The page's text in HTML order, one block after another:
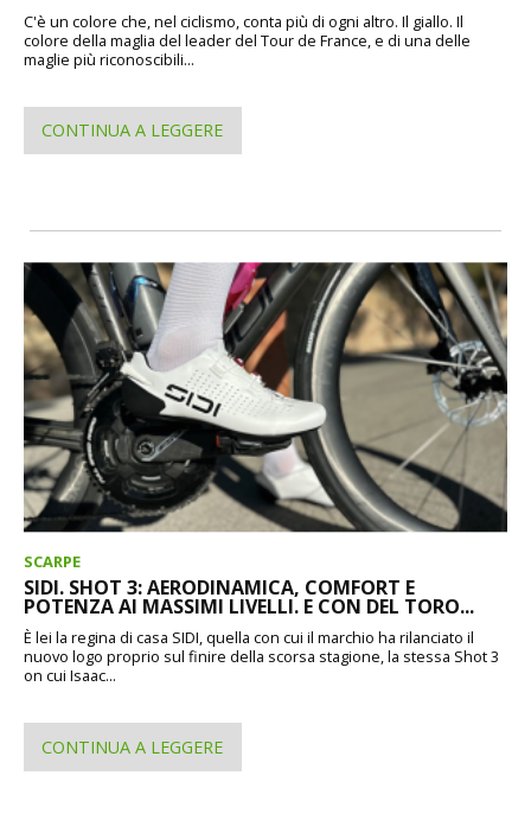
C'è un colore che, nel ciclismo, conta più di ogni altro. Il giallo. Il
colore della maglia del leader del Tour de France, e di una delle
maglie più riconoscibili...
CONTINUA A LEGGERE
SCARPE
SIDI. SHOT 3: AERODINAMICA, COMFORT E
POTENZA AI MASSIMI LIVELLI. E CON DEL TORO...
È lei la regina di casa SIDI, quella con cui il marchio ha rilanciato il
nuovo logo proprio sul finire della scorsa stagione, la stessa Shot 3
on cui Isaac...
CONTINUA A LEGGERE